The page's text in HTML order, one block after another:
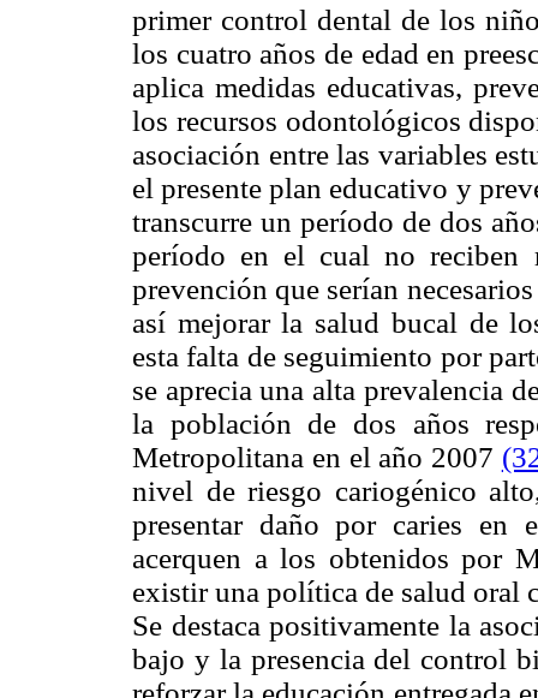
primer control dental de los
los cuatro años de edad en
aplica medidas educativas,
los recursos odontológicos
asociación entre las variables
el presente plan educativo y
transcurre un período de dos
período en el cual no reciben
prevención que serían
así mejorar la salud bucal de
esta falta de seguimiento por
se aprecia una alta prevalencia
la población de dos años
Metropolitana en el año 2007
nivel de riesgo cariogénico
presentar daño por caries en
acerquen a los obtenidos por
existir una política de salud oral
Se destaca positivamente la
bajo y la presencia del control